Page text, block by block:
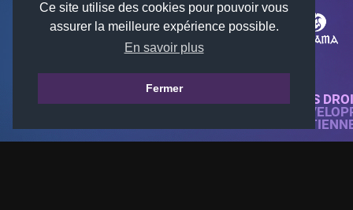
Ce site utilise des cookies pour pouvoir vous
assurer la meilleure expérience possible.
En savoir plus
Fermer
© 2018-2026 KTARENA. TOUS
SITE WEB ENTIÈREMENT
TOUTES LES IMAGES